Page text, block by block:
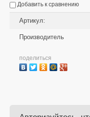
Добавить к сравнению
Артикул:
Производитель
поделиться